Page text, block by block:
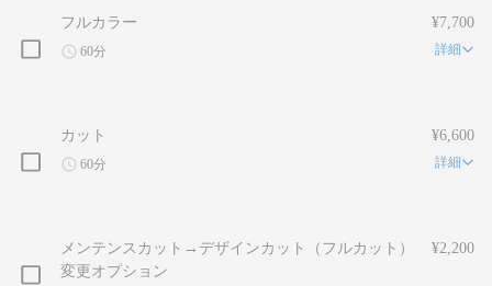
フルカラー ¥7,700
60分 詳細
カット ¥6,600
60分 詳細
メンテンスカット→デザインカット（フルカット）
変更オプション
¥2,200